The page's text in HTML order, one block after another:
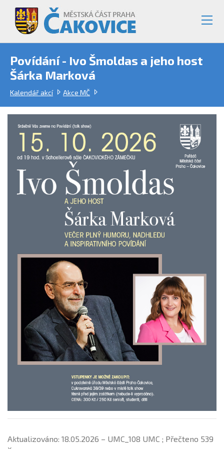
Povídání - Ivo Šmoldas a jeho host
Šárka Marková
Kalendář akcí Akce MČ
Aktualizováno: 18.05.2026 – UMC_108 UMC ; Přečteno 539